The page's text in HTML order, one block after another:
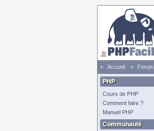
Accueil Forum
PHP
Cours de PHP
Comment faire ?
Manuel PHP
Communauté